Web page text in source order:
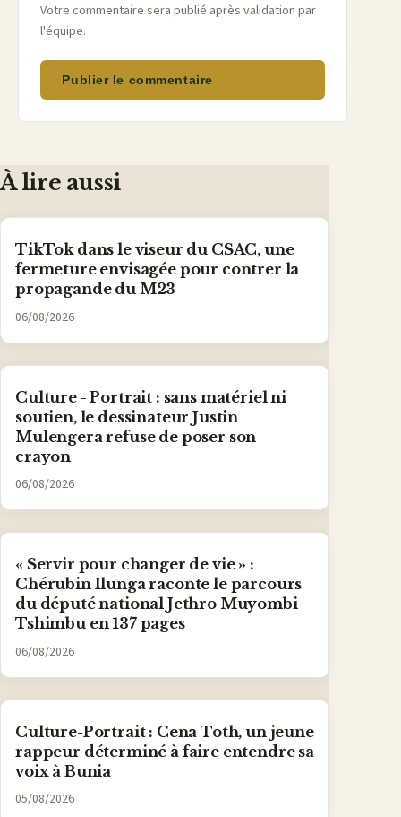
Votre commentaire sera publié après validation par
l'équipe.
Publier le commentaire
À lire aussi
TikTok dans le viseur du CSAC, une
fermeture envisagée pour contrer la
propagande du M23
06/08/2026
Culture - Portrait : sans matériel ni
soutien, le dessinateur Justin
Mulengera refuse de poser son
crayon
06/08/2026
« Servir pour changer de vie » :
Chérubin Ilunga raconte le parcours
du député national Jethro Muyombi
Tshimbu en 137 pages
06/08/2026
Culture-Portrait : Cena Toth, un jeune
rappeur déterminé à faire entendre sa
voix à Bunia
05/08/2026